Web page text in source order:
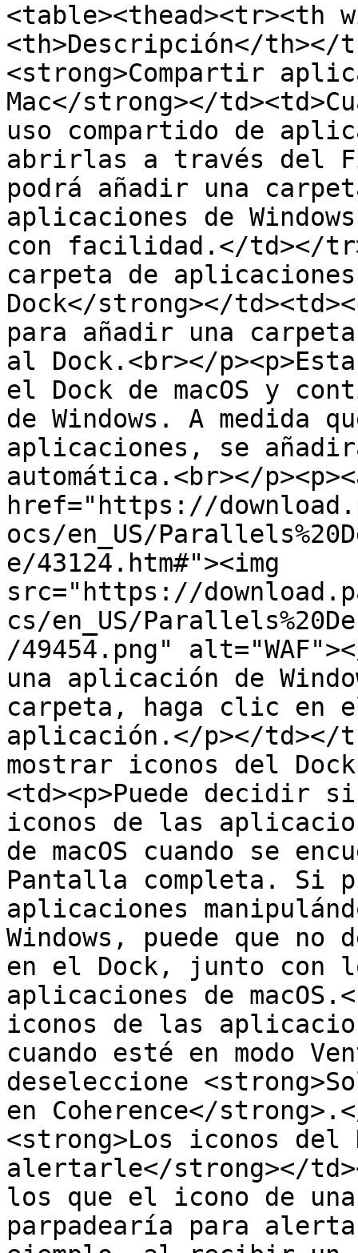
<table><thead><tr><th
<th>Descripción</th></
<strong>Compartir
Mac</strong></
uso compartido de
abrirlas a través del
podrá añadir una
aplicaciones de
con facilidad.</td></
carpeta de
Dock</strong></
para añadir una
al Dock.<br></
el Dock de macOS y
de Windows. A medida
aplicaciones, se
automática.<br></
href="https://
ocs/en_US/
e/43124.htm#"><img
src="https://
cs/en_US/
/49454.png"
una aplicación de
carpeta, haga clic en
aplicación.</p></td></
mostrar iconos del
<td><p>Puede decidir
iconos de las
de macOS cuando se
Pantalla completa. Si
aplicaciones
Windows, puede que
en el Dock, junto con
aplicaciones de
iconos de las
cuando esté en modo
deseleccione
en Coherence</
<strong>Los iconos del
alertarle</strong></
los que el icono de
parpadearía para